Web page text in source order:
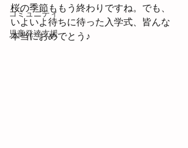
コミュニティ
児童発達支援
桜の季節ももう終わりですね。でも、
いよいよ待ちに待った入学式、皆んな
本当におめでとう♪